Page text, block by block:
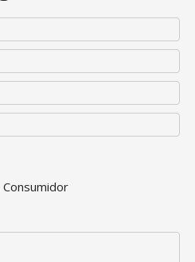
Consumidor